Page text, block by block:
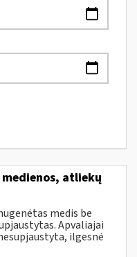
atliekų
medis be
Apvaliajai
ilgesnė